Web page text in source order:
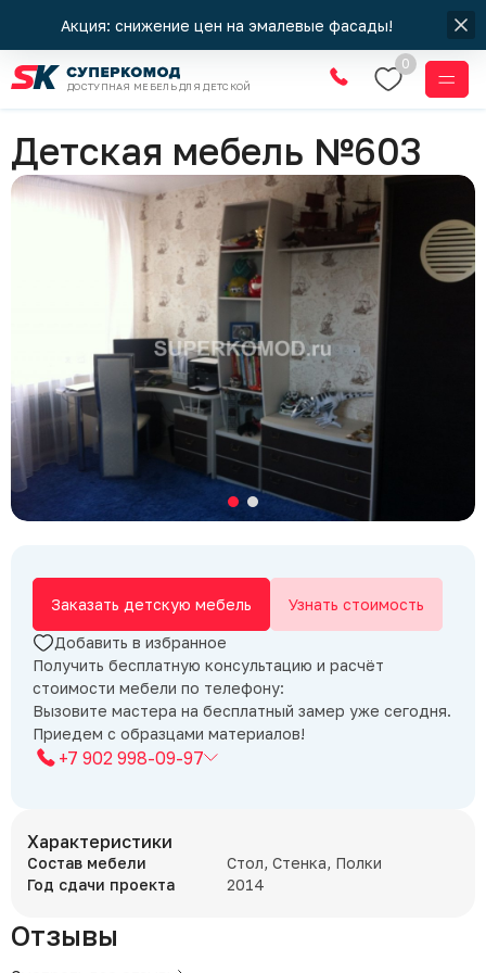
Акция: снижение цен на эмалевые фасады!
ДОСТУПНАЯ МЕБЕЛЬ ДЛЯ ДЕТСКОЙ
0
Мебель для детской комнаты
Детская мебель №603
Заказать детскую мебель Узнать стоимость
Добавить в избранное
Получить бесплатную консультацию и расчёт
стоимости мебели по телефону:
Вызовите мастера на бесплатный замер уже сегодня.
Приедем с образцами материалов!
+7 902 998-09-97
Характеристики
Состав мебели
Стол, Стенка, Полки
Год сдачи проекта
2014
Отзывы